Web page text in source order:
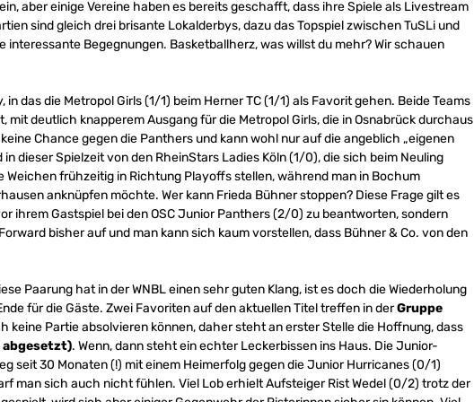
aber einige Vereine haben es bereits geschafft, dass ihre Spiele als Livestream
sind gleich drei brisante Lokalderbys, dazu das Topspiel zwischen TuSLi und
interessante Begegnungen. Basketballherz, was willst du mehr? Wir schauen
das die Metropol Girls (1/1) beim Herner TC (1/1) als Favorit gehen. Beide Teams
mit deutlich knapperem Ausgang für die Metropol Girls, die in Osnabrück durchaus
Chance gegen die Panthers und kann wohl nur auf die angeblich „eigenen
dieser Spielzeit von den RheinStars Ladies Köln (1/0), die sich beim Neuling
Weichen frühzeitig in Richtung Playoffs stellen, während man in Bochum
anknüpfen möchte. Wer kann Frieda Bühner stoppen? Diese Frage gilt es
ihrem Gastspiel bei den OSC Junior Panthers (2/0) zu beantworten, sondern
bisher auf und man kann sich kaum vorstellen, dass Bühner & Co. von den
Paarung hat in der WNBL einen sehr guten Klang, ist es doch die Wiederholung
für die Gäste. Zwei Favoriten auf den aktuellen Titel treffen in derGruppe
keine Partie absolvieren können, daher steht an erster Stelle die Hoffnung, dass
. Wenn, dann steht ein echter Leckerbissen ins Haus. Die Junior-
seit 30 Monaten (!) mit einem Heimerfolg gegen die Junior Hurricanes (0/1)
man sich auch nicht fühlen. Viel Lob erhielt Aufsteiger Rist Wedel (0/2) trotz der